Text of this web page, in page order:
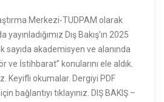
Merkezi-TUDPAM olarak
Dış Bakış’ın 2025
sayıda akademisyen ve alanında
ve İstihbarat” konularını ele aldık.
Keyifli okumalar. Dergiyi PDF
bağlantıyı tıklayınız. DIŞ BAKIŞ –